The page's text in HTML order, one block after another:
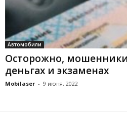
Автомобили
Осторожно,
деньгах и экзаменах
Mobilaser - 9 июня, 2022